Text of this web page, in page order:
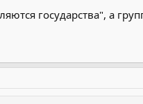
государства", a